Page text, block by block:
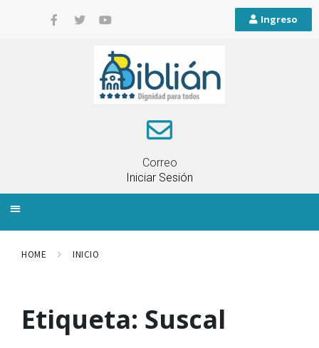
Ingreso
Correo
Iniciar Sesión
HOME INICIO
Etiqueta: Suscal